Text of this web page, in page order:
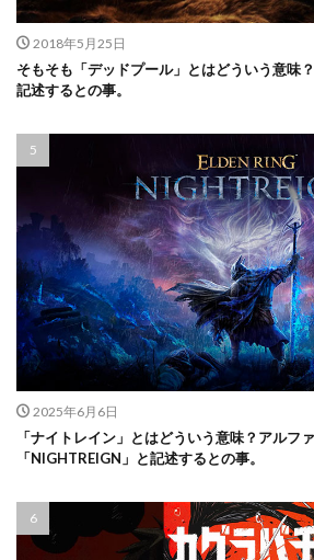
2018年5月25日
そもそも「デッドプール」とはどういう意味
記述するとの事。
2025年6月6日
「ナイトレイン」とはどういう意味？アルフ
「NIGHTREIGN」と記述するとの事。